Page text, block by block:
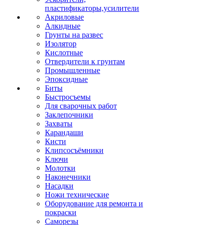
пластификаторы,усилители
Акриловые
Алкидные
Грунты на развес
Изолятор
Кислотные
Отвердители к грунтам
Промышленные
Эпоксидные
Биты
Быстросъемы
Для сварочных работ
Заклепочники
Захваты
Карандаши
Кисти
Клипсосъёмники
Ключи
Молотки
Наконечники
Насадки
Ножи технические
Оборудование для ремонта и
покраски
Саморезы